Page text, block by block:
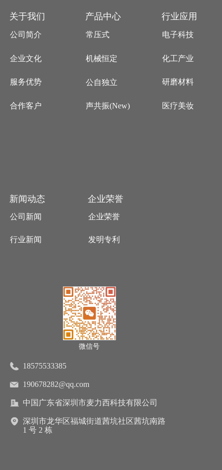
关于我们
公司简介
企业文化
服务优势
合作客户
产品中心
常压式
机械恒定
公自独立
声共振(New)
电子科技
化工产业
研磨材料
医疗美妆
行业应用
公司新闻
行业新闻
新闻动态
企业荣誉
发明专利
企业荣誉
微信号
18575533385
190678282@qq.com
中国广东省深圳市麦力西科技有限公司
深圳市龙华区福城街道茜坑社区茜坑南路
1 号 2 栋